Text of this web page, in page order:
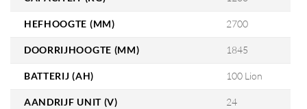
HEFHOOGTE (MM) 2700
DOORRIJHOOGTE (MM) 1845
BATTERIJ (AH) 100 Lion
AANDRIJF UNIT (V) 24